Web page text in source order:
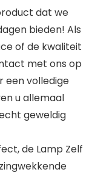
dat we
bieden! Als
of de kwaliteit
met ons op
een volledige
u allemaal
geweldig
de Lamp Zelf